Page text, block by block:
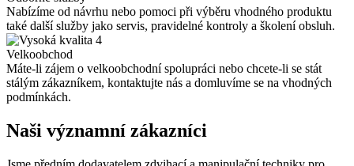
Nabízíme od návrhu nebo pomoci při výběru vhodného produktu
také další služby jako servis, pravidelné kontroly a školení obsluh.
4
Velkoobchod
Máte-li zájem o velkoobchodní spolupráci nebo chcete-li se stát
stálým zákazníkem, kontaktujte nás a domluvíme se na vhodných
podmínkách.
Naši významní zákazníci